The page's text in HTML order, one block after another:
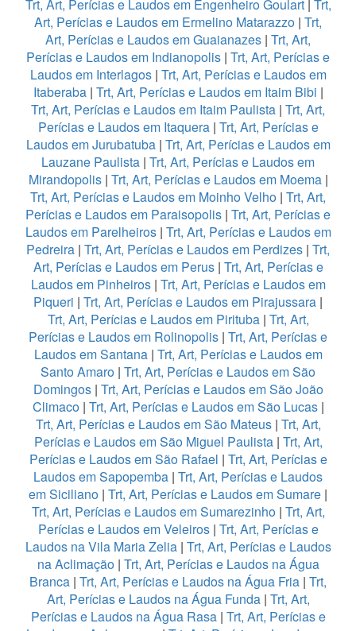
Trt, Art, Perícias e Laudos em Engenheiro Goulart | Trt,
Art, Perícias e Laudos em Ermelino Matarazzo | Trt,
Art, Perícias e Laudos em Guaianazes | Trt, Art,
Perícias e Laudos em Indianopolis | Trt, Art, Perícias e
Laudos em Interlagos| Trt, Art, Perícias e Laudos em
Itaberaba| Trt, Art, Perícias e Laudos em Itaim Bibi |
Trt, Art, Perícias e Laudos em Itaim Paulista | Trt, Art,
Perícias e Laudos em Itaquera| Trt, Art, Perícias e
Laudos em Jurubatuba| Trt, Art, Perícias e Laudos em
Lauzane Paulista | Trt, Art, Perícias e Laudos em
Mirandopolis| Trt, Art, Perícias e Laudos em Moema|
Trt, Art, Perícias e Laudos em Moinho Velho | Trt, Art,
Perícias e Laudos em Paraisopolis | Trt, Art, Perícias e
Laudos em Parelheiros| Trt, Art, Perícias e Laudos em
Pedreira | Trt, Art, Perícias e Laudos em Perdizes | Trt,
Art, Perícias e Laudos em Perus| Trt, Art, Perícias e
Laudos em Pinheiros| Trt, Art, Perícias e Laudos em
Piqueri | Trt, Art, Perícias e Laudos em Pirajussara |
Trt, Art, Perícias e Laudos em Pirituba| Trt, Art,
Perícias e Laudos em Rolinopolis | Trt, Art, Perícias e
Laudos em Santana| Trt, Art, Perícias e Laudos em
Santo Amaro | Trt, Art, Perícias e Laudos em São
Domingos| Trt, Art, Perícias e Laudos em São João
Climaco| Trt, Art, Perícias e Laudos em São Lucas|
Trt, Art, Perícias e Laudos em São Mateus | Trt, Art,
Perícias e Laudos em São Miguel Paulista| Trt, Art,
Perícias e Laudos em São Rafael | Trt, Art, Perícias e
Laudos em Sapopemba | Trt, Art, Perícias e Laudos
em Siciliano | Trt, Art, Perícias e Laudos em Sumare |
Trt, Art, Perícias e Laudos em Sumarezinho| Trt, Art,
Perícias e Laudos em Veleiros| Trt, Art, Perícias e
Laudos na Vila Maria Zelia| Trt, Art, Perícias e Laudos
na Aclimação| Trt, Art, Perícias e Laudos na Água
Branca | Trt, Art, Perícias e Laudos na Água Fria | Trt,
Art, Perícias e Laudos na Água Funda| Trt, Art,
Perícias e Laudos na Água Rasa | Trt, Art, Perícias e